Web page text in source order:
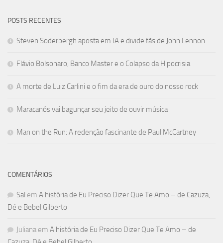
POSTS RECENTES
Steven Soderbergh aposta em IA e divide fãs de John Lennon
Flávio Bolsonaro, Banco Master e o Colapso da Hipocrisia
A morte de Luiz Carlini e o fim da era de ouro do nosso rock
Maracanós vai bagunçar seu jeito de ouvir música
Man on the Run: A redenção fascinante de Paul McCartney
COMENTÁRIOS
Sal em A história de Eu Preciso Dizer Que Te Amo – de Cazuza,
Dé e Bebel Gilberto
Juliana em A história de Eu Preciso Dizer Que Te Amo – de